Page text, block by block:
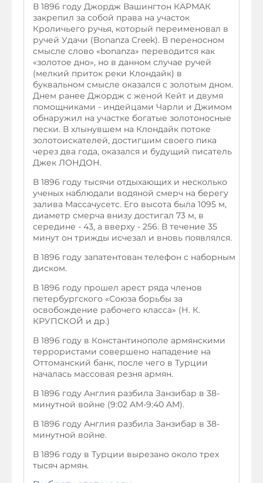
В 1896 году Джордж Вашингтон КАРМАК
закрепил за собой права на участок
Кроличьего ручья, который переименовал в
ручей Удачи (Bonanza Creek). В переносном
смысле слово «bonanza» переводится как
«золотое дно», но в данном случае ручей
(мелкий приток реки Клондайк) в
буквальном смысле оказался с золотым дном.
Днем ранее Джордж с женой Кейт и двумя
помощниками - индейцами Чарли и Джимом
обнаружил на участке богатые золотоносные
пески. В хлынувшем на Клондайк потоке
золотоискателей, достигшим своего пика
через два года, оказался и будущий писатель
Джек ЛОНДОН.
В 1896 году тысячи отдыхающих и несколько
ученых наблюдали водяной смерч на берегу
залива Массачусетс. Его высота была 1095 м,
диаметр смерча внизу достигал 73 м, в
середине - 43, а вверху - 256. В течение 35
минут он трижды исчезал и вновь появлялся.
В 1896 году запатентован телефон с наборным
диском.
В 1896 году прошел арест ряда членов
петербургского «Союза борьбы за
освобождение рабочего класса» (Н. К.
КРУПСКОЙ и др.)
В 1896 году в Константинополе армянскими
террористами совершено нападение на
Оттоманский банк, после чего в Турции
началась массовая резня армян.
В 1896 году Англия разбила Занзибар в 38-
минутной войне (9:02 AM-9:40 AM).
В 1896 году Англия разбила Занзибар в 38-
минутной войне.
В 1896 году в Турции вырезано около трех
тысяч армян.